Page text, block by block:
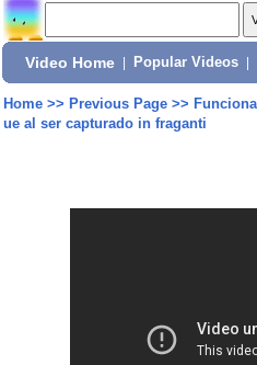
Video Home Popular Videos
Home>> Previous Page>>
ue al ser capturado in fraganti